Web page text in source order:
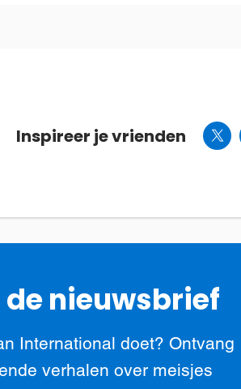
Inspireer je vrienden
nieuwsbrief
International doet? Ontvang
verhalen over meisjes